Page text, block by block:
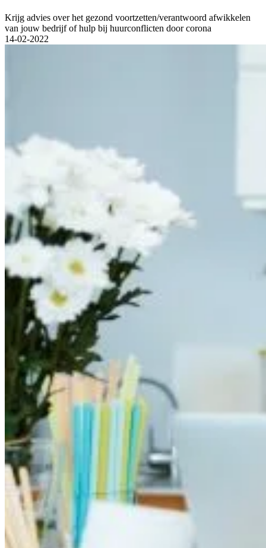
Krijg advies over het gezond voortzetten/verantwoord afwikkelen
van jouw bedrijf of hulp bij huurconflicten door corona
14-02-2022